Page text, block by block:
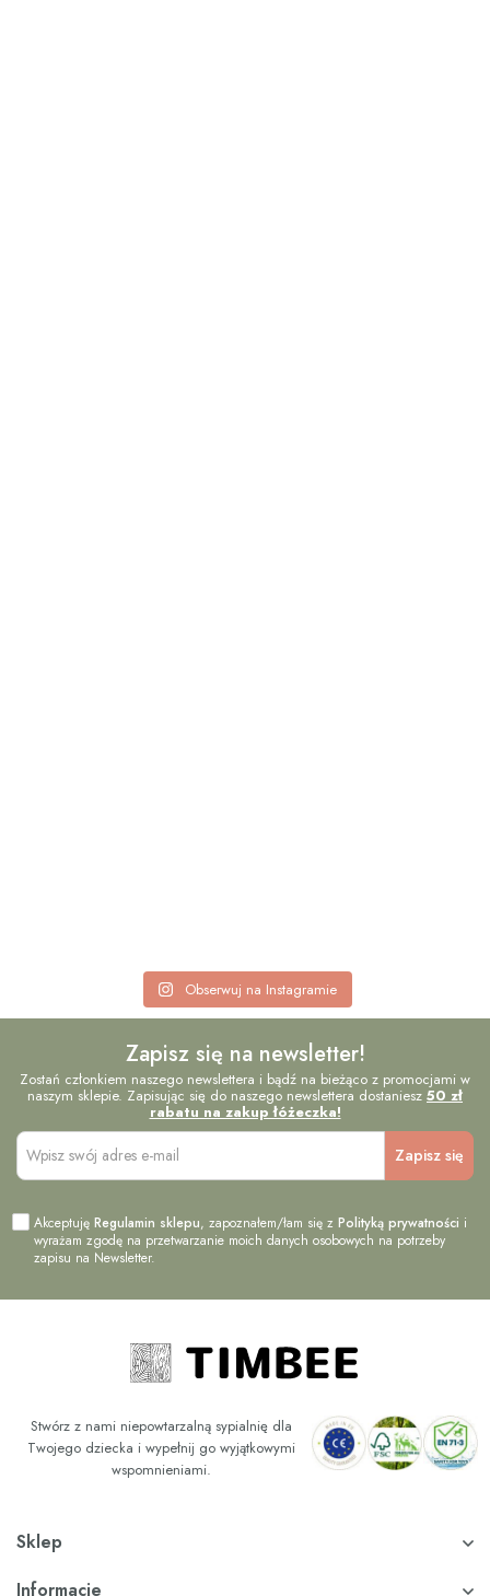
Obserwuj na Instagramie
Zapisz się na newsletter!
Zostań członkiem naszego newslettera i bądź na bieżąco z promocjami w
naszym sklepie. Zapisując się do naszego newslettera dostaniesz 50 zł
rabatu na zakup łóżeczka!
AkceptujęRegulamin sklepu, zapoznałem/łam się zPolityką prywatności i
wyrażam zgodę na przetwarzanie moich danych osobowych na potrzeby
zapisu na Newsletter.
Stwórz z nami niepowtarzalną sypialnię dla
Twojego dziecka i wypełnij go wyjątkowymi
wspomnieniami.
Sklep
Informacje